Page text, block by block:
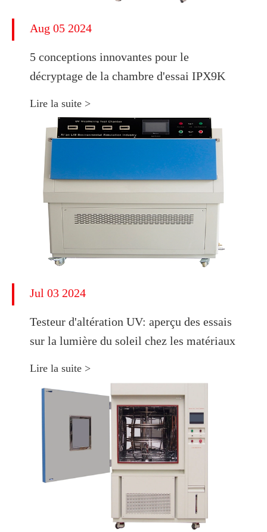
Aug 05 2024
5 conceptions innovantes pour le
décryptage de la chambre d'essai IPX9K
Lire la suite >
Jul 03 2024
Testeur d'altération UV: aperçu des essais
sur la lumière du soleil chez les matériaux
Lire la suite >